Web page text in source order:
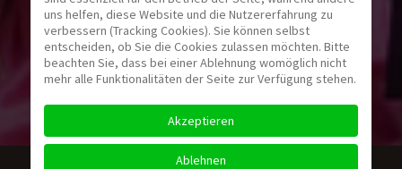
uns helfen, diese Website und die Nutzererfahrung zu
verbessern (Tracking Cookies). Sie können selbst
entscheiden, ob Sie die Cookies zulassen möchten. Bitte
beachten Sie, dass bei einer Ablehnung womöglich nicht
mehr alle Funktionalitäten der Seite zur Verfügung stehen.
Akzeptieren
Ablehnen